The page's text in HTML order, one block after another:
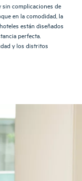
complicaciones de
en la comodidad, la
están diseñados
perfecta.
y los distritos